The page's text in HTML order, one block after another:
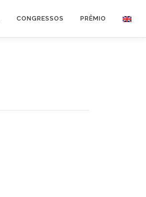
CONGRESSOS PRÊMIO